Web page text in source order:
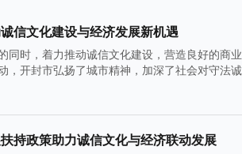
信文化建设与经济发展新机遇
同时，着力推动诚信文化建设，营造良好的商
，开封市弘扬了城市精神，加深了社会对守法
持政策助力诚信文化与经济联动发展